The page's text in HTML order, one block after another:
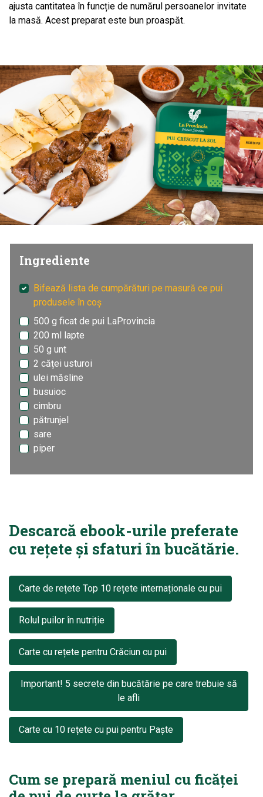
ajusta cantitatea în funcție de numărul persoanelor invitate
la masă. Acest preparat este bun proaspăt.
Ingrediente
Bifează lista de cumpărături pe masură ce pui
produsele în coș
500 g ficat de pui LaProvincia
200 ml lapte
50 g unt
2 căței usturoi
ulei măsline
busuioc
cimbru
pătrunjel
sare
piper
Descarcă ebook-urile preferate
cu rețete și sfaturi în bucătărie.
Carte de rețete Top 10 rețete internaționale cu pui
Rolul puilor în nutriție
Carte cu rețete pentru Crăciun cu pui
Important! 5 secrete din bucătărie pe care trebuie să
le afli
Carte cu 10 rețete cu pui pentru Paște
Cum se prepară meniul cu ficăței